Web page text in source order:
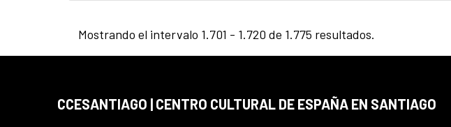
Mostrando el intervalo 1.701 - 1.720 de 1.775 resultados.
CCESANTIAGO | CENTRO CULTURAL DE ESPAÑA EN SANTIAGO